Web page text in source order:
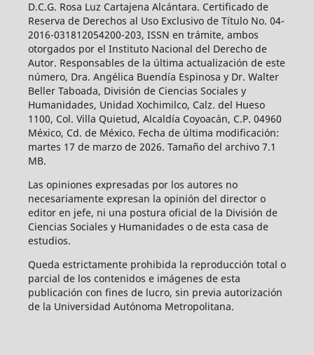
D.C.G. Rosa Luz Cartajena Alcántara. Certificado de
Reserva de Derechos al Uso Exclusivo de Título No. 04-
2016-031812054200-203, ISSN en trámite, ambos
otorgados por el Instituto Nacional del Derecho de
Autor. Responsables de la última actualización de este
número, Dra. Angélica Buendía Espinosa y Dr. Walter
Beller Taboada, División de Ciencias Sociales y
Humanidades, Unidad Xochimilco, Calz. del Hueso
1100, Col. Villa Quietud, Alcaldía Coyoacán, C.P. 04960
México, Cd. de México. Fecha de última modificación:
martes 17 de marzo de 2026. Tamaño del archivo 7.1
MB.
Las opiniones expresadas por los autores no
necesariamente expresan la opinión del director o
editor en jefe, ni una postura oficial de la División de
Ciencias Sociales y Humanidades o de esta casa de
estudios.
Queda estrictamente prohibida la reproducción total o
parcial de los contenidos e imágenes de esta
publicación con fines de lucro, sin previa autorización
de la Universidad Autónoma Metropolitana.